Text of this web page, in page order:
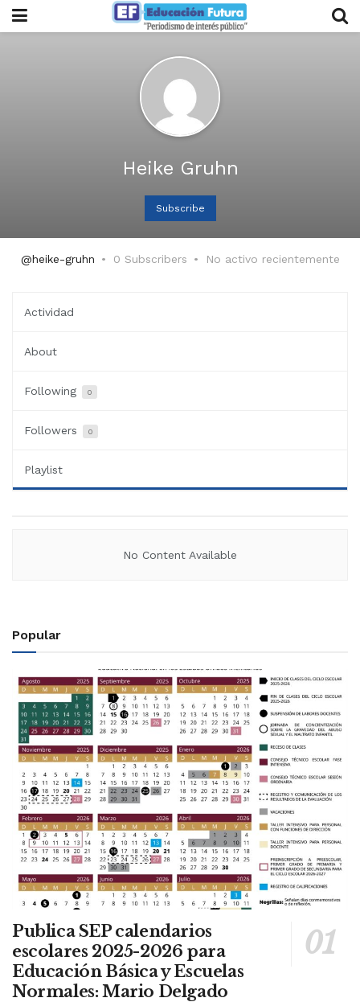
Heike Gruhn
Subscribe
@heike-gruhn 0 Subscribers No activo recientemente
Actividad
About
Following 0
Followers 0
Playlist
No Content Available
Popular
Publica SEP calendarios
escolares 2025-2026 para
Educación Básica y Escuelas
Normales: Mario Delgado